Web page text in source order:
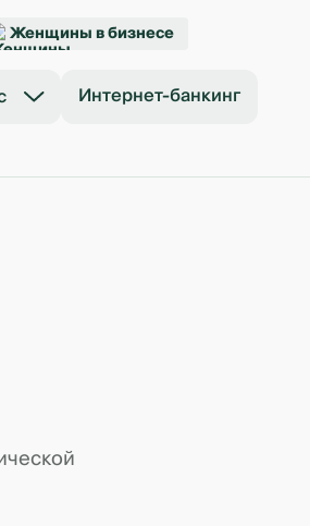
Женщины в бизнесе
Интернет-банкинг